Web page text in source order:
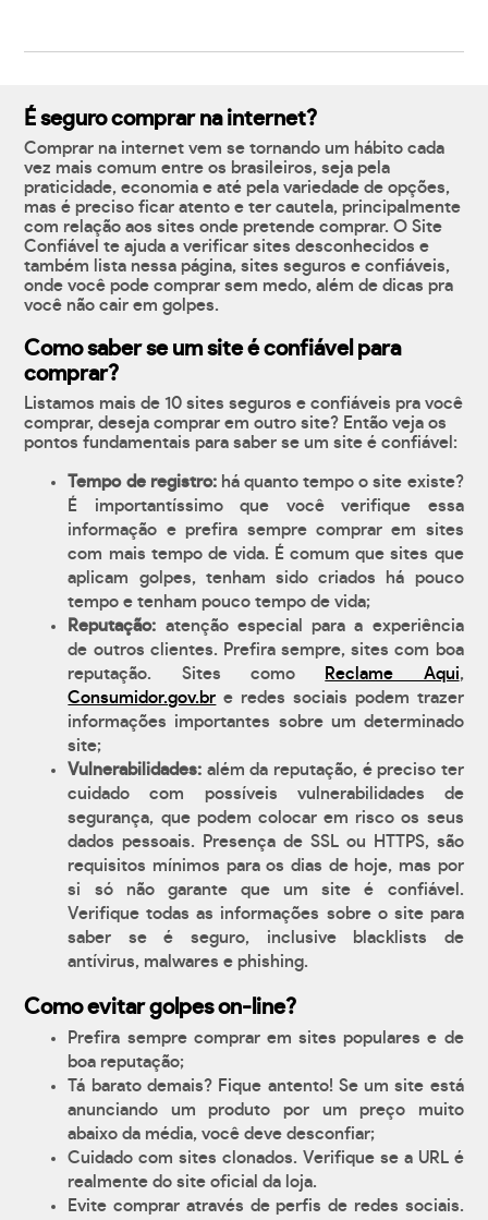
É seguro comprar na internet?
Comprar na internet vem se tornando um hábito cada
vez mais comum entre os brasileiros, seja pela
praticidade, economia e até pela variedade de opções,
mas é preciso ficar atento e ter cautela, principalmente
com relação aos sites onde pretende comprar. O Site
Confiável te ajuda a verificar sites desconhecidos e
também lista nessa página, sites seguros e confiáveis,
onde você pode comprar sem medo, além de dicas pra
você não cair em golpes.
Como saber se um site é confiável para
comprar?
Listamos mais de 10 sites seguros e confiáveis pra você
comprar, deseja comprar em outro site? Então veja os
pontos fundamentais para saber se um site é confiável:
Tempo de registro:há quanto tempo o site existe?
É importantíssimo que você verifique essa
informação e prefira sempre comprar em sites
com mais tempo de vida. É comum que sites que
aplicam golpes, tenham sido criados há pouco
tempo e tenham pouco tempo de vida;
Reputação: atenção especial para a experiência
de outros clientes. Prefira sempre, sites com boa
reputação. Sites como
Reclame Aqui,
Consumidor.gov.br e redes sociais podem trazer
informações importantes sobre um determinado
site;
Vulnerabilidades: além da reputação, é preciso ter
cuidado com possíveis vulnerabilidades de
segurança, que podem colocar em risco os seus
dados pessoais. Presença de SSL ou HTTPS, são
requisitos mínimos para os dias de hoje, mas por
si só não garante que um site é confiável.
Verifique todas as informações sobre o site para
saber se é seguro, inclusive blacklists de
antívirus, malwares e phishing.
Como evitar golpes on-line?
Prefira sempre comprar em sites populares e de
boa reputação;
Tá barato demais? Fique antento! Se um site está
anunciando um produto por um preço muito
abaixo da média, você deve desconfiar;
Cuidado com sites clonados. Verifique se a URL é
realmente do site oficial da loja.
Evite comprar através de perfis de redes sociais.